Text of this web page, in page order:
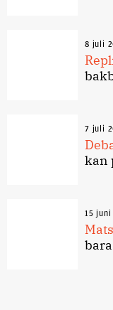
8 juli
7 juli
kan
15 juni